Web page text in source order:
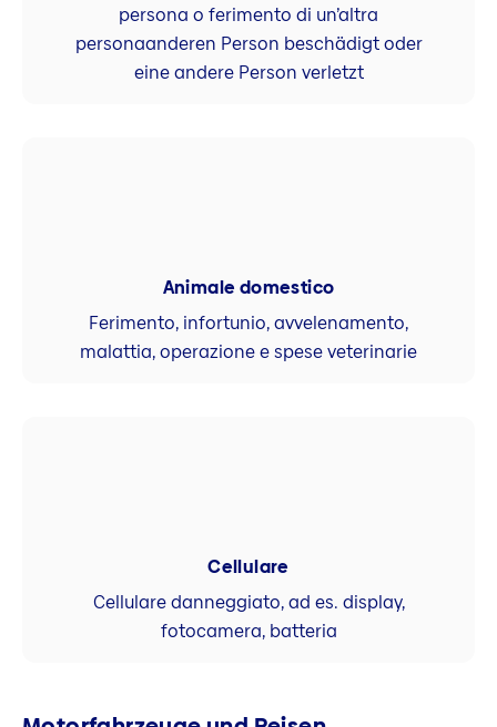
persona o ferimento di un’altra
personaanderen Person beschädigt oder
eine andere Person verletzt
Animale domestico
Ferimento, infortunio, avvelenamento,
malattia, operazione e spese veterinarie
Cellulare
Cellulare danneggiato, ad es. display,
fotocamera, batteria